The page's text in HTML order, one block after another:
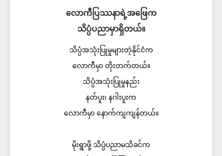
လောကီပြဿနာရဲ့အဖြေက
သိပ္ပံပညာမှာရှိတယ်။
သိပ္ပံအသုံးပြုမှုများတဲ့နိုင်ငံက
လောကီမှာ တိုးတက်တယ်။
သိပ္ပံအသုံးပြုမှုနည်း
နတ်ပူး၊ နဂါးပူးက
လောကီမှာ နောက်ကျကျန်တယ်။
မိုးရွာဖို့ သိပ္ပံပညာမသိခင်က